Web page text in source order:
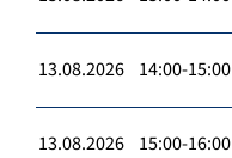
13.08.2026 14:00-15:00
13.08.2026 15:00-16:00